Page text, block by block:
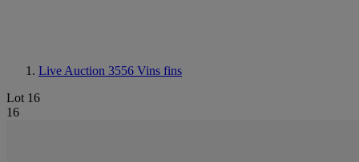
Live Auction 3556 Vins fins
Lot 16
16